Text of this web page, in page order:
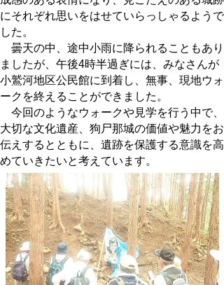
にそれぞれ思いをはせていらっしゃるようで
した。
曇天の中、途中小雨に降られることもあり
ましたが、午後4時半過ぎには、みなさんが
小鷲河地区公民館に到着し、無事、現地ウォ
ークを終えることができました。
今回のようなウォークや見学を行う中で、
大切な文化遺産、狗尸那城の価値や魅力をお
伝えするとともに、遺跡を保護する意識を高
めていきたいと考えています。